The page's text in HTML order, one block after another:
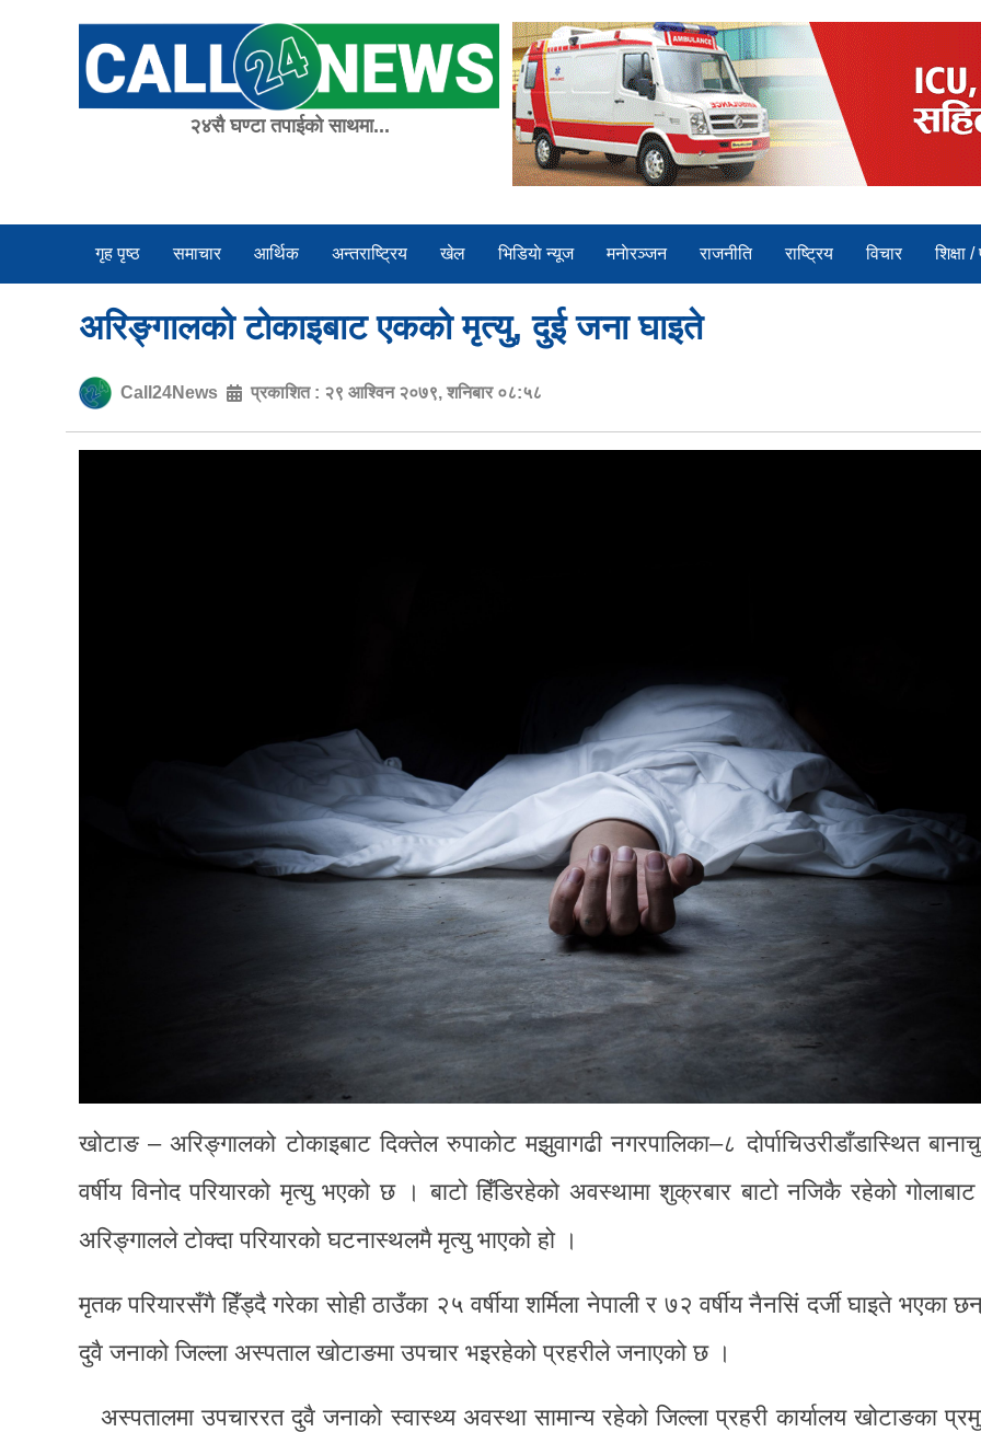
२४सै घण्टा तपाईको साथमा...
गृह पृष्ठ समाचार आर्थिक अन्तराष्ट्रिय खेल भिडियाे न्यूज मनाेरञ्जन राजनीति राष्ट्रिय विचार शिक्षा /
अरिङ्गालको टोकाइबाट एकको मृत्यु, दुई जना घाइते
Call24News प्रकाशित : २९ आश्विन २०७९, शनिबार ०८:५८
खोटाङ – अरिङ्गालको टोकाइबाट दिक्तेल रुपाकोट मझुवागढी नगरपालिका–८ दोर्पाचिउरीडाँडास्थित
वर्षीय विनोद परियारको मृत्यु भएको छ । बाटो हिँडिरहेको अवस्थामा शुक्रबार बाटो नजिकै रहेको
अरिङ्गालले टोक्दा परियारको घटनास्थलमै मृत्यु भाएको हो ।
मृतक परियारसँगै हिँड्दै गरेका सोही ठाउँका २५ वर्षीया शर्मिला नेपाली र ७२ वर्षीय नैनसिं दर्जी घाइते भएका
दुवै जनाको जिल्ला अस्पताल खोटाङमा उपचार भइरहेको प्रहरीले जनाएको छ ।
अस्पतालमा उपचाररत दुवै जनाको स्वास्थ्य अवस्था सामान्य रहेको जिल्ला प्रहरी कार्यालय खोटाङका